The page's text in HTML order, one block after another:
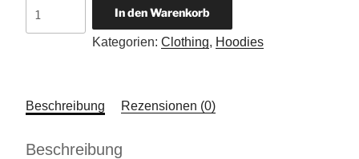
Patient
Ninja
In den Warenkorb
Kategorien: Clothing, Hoodies
Beschreibung Rezensionen (0)
Beschreibung